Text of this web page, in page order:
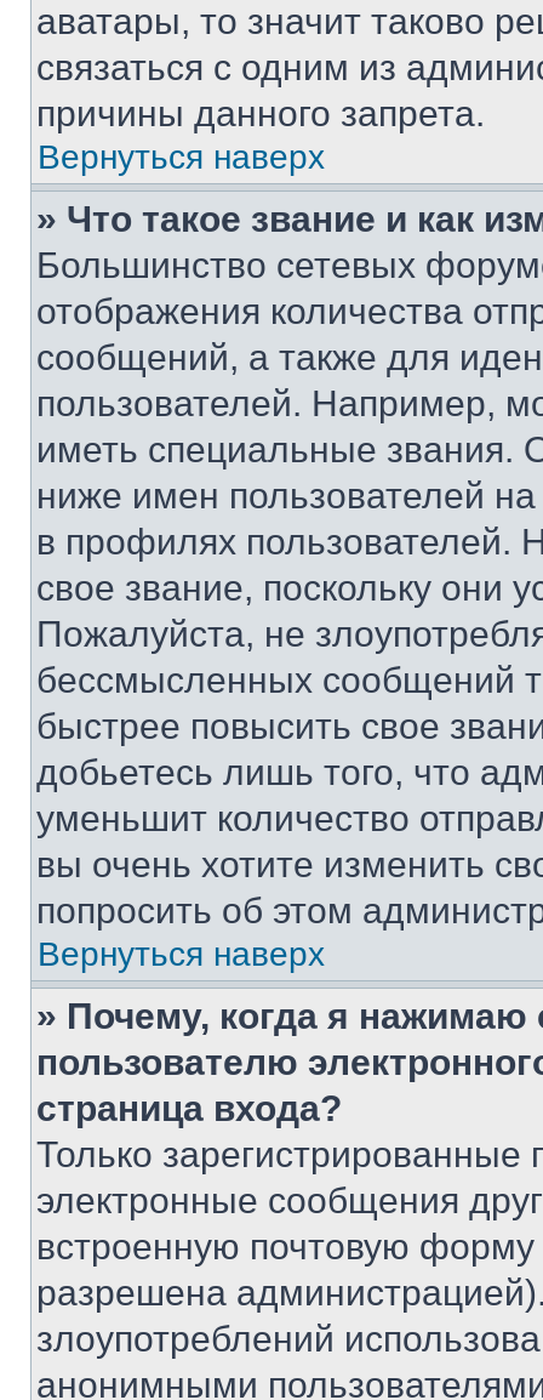
аватары, то значит таково
связаться с одним из
причины данного запрета.
Вернуться наверх
» Что такое звание и как
Большинство сетевых
отображения количества
сообщений, а также для
пользователей. Например,
иметь специальные звания.
ниже имен пользователей
в профилях
свое звание, поскольку они
Пожалуйста, не
бессмысленных сообщений
быстрее повысить свое
добьетесь лишь того, что
уменьшит количество
вы очень хотите изменить
попросить об этом
Вернуться наверх
» Почему, когда я нажимаю
пользователю
страница входа?
Только зарегистрированные
электронные сообщения
встроенную почтовую
разрешена
злоупотреблений
анонимными